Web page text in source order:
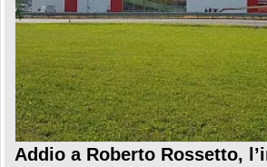
Addio a Roberto Rossetto,